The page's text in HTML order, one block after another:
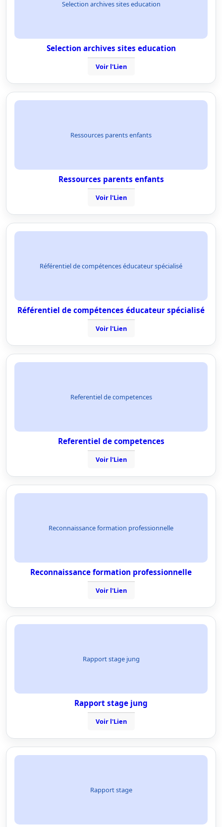
Selection archives sites education
Selection archives sites education
Voir l'Lien
Ressources parents enfants
Ressources parents enfants
Voir l'Lien
Référentiel de compétences éducateur spécialisé
Référentiel de compétences éducateur spécialisé
Voir l'Lien
Referentiel de competences
Referentiel de competences
Voir l'Lien
Reconnaissance formation professionnelle
Reconnaissance formation professionnelle
Voir l'Lien
Rapport stage jung
Rapport stage jung
Voir l'Lien
Rapport stage